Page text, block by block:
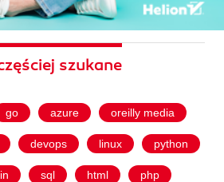
szukane
go azure oreilly media
devops linux python
sql html php